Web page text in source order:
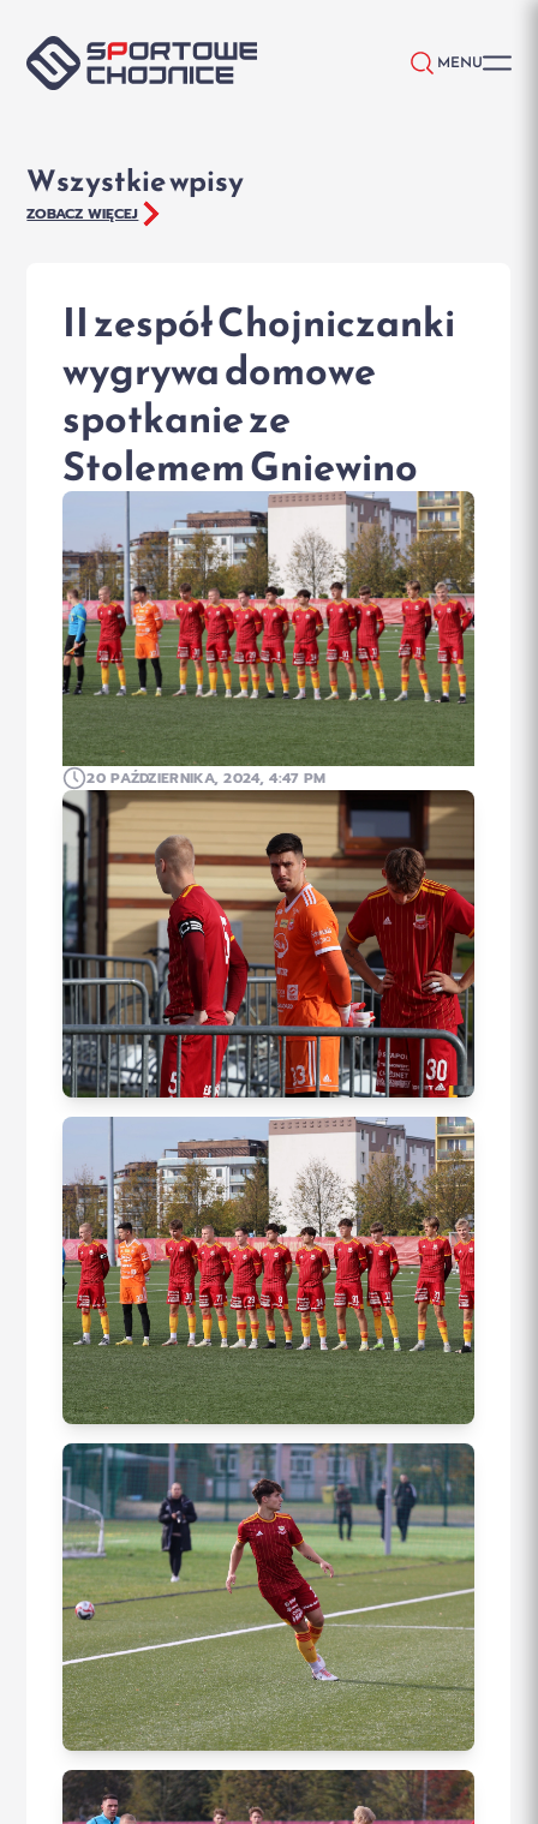
MENU
Wszystkie wpisy
ZOBACZ WIĘCEJ
II zespół Chojniczanki
wygrywa domowe
spotkanie ze
Stolemem Gniewino
20 PAŹDZIERNIKA, 2024, 4:47 PM